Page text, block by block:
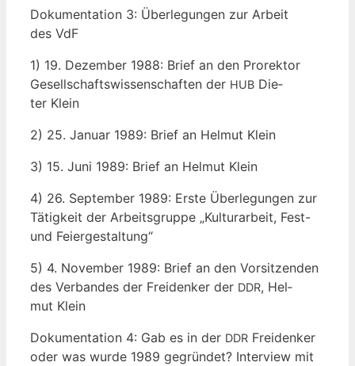
Doku­men­ta­ti­on 3: Über­le­gun­gen zur Arbeit
des VdF
1) 19. Dezem­ber 1988: Brief an den Pro­rek­tor
Gesell­schafts­wis­sen­schaf­ten der HUB Die­
ter Klein
2) 25. Janu­ar 1989: Brief an Hel­mut Klein
3) 15. Juni 1989: Brief an Hel­mut Klein
4) 26. Sep­tem­ber 1989: Ers­te Über­le­gun­gen zur
Tätig­keit der Arbeits­grup­pe „Kul­tur­ar­beit, Fest-
und Feiergestaltung“
5) 4. Novem­ber 1989: Brief an den Vor­sit­zen­den
des Ver­ban­des der Frei­den­ker der DDR, Hel­
mut Klein
Doku­men­ta­ti­on 4: Gab es in der DDR Frei­den­ker
oder was wur­de 1989 gegrün­det? Inter­view mit